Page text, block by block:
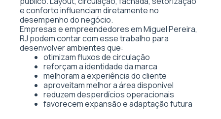
e conforto influenciam diretamente no
desempenho do negócio.
Empresas e empreendedores em Miguel Pereira,
RJ podem contar com esse trabalho para
desenvolver ambientes que:
otimizam fluxos de circulação
reforçam a identidade da marca
melhoram a experiência do cliente
aproveitam melhor a área disponível
reduzem desperdícios operacionais
favorecem expansão e adaptação futura